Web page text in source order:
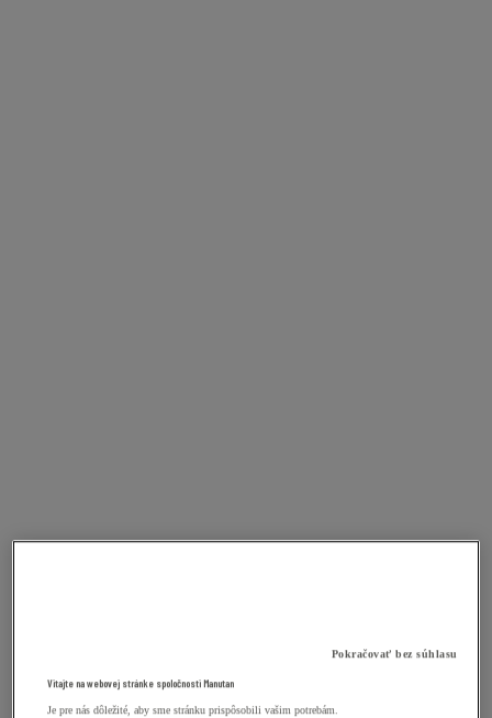
Pokračovať bez súhlasu
Vitajte na webovej stránke spoločnosti Manutan
Je pre nás dôležité, aby sme stránku prispôsobili vašim potrebám.